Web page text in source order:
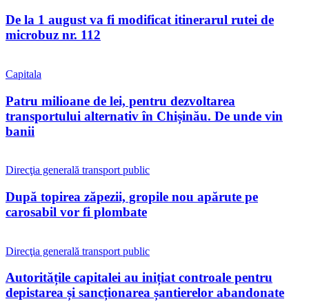
De la 1 august va fi modificat itinerarul rutei de
microbuz nr. 112
Capitala
Patru milioane de lei, pentru dezvoltarea
transportului alternativ în Chișinău. De unde vin
banii
Direcţia generală transport public
După topirea zăpezii, gropile nou apărute pe
carosabil vor fi plombate
Direcţia generală transport public
Autoritățile capitalei au inițiat controale pentru
depistarea și sancționarea șantierelor abandonate